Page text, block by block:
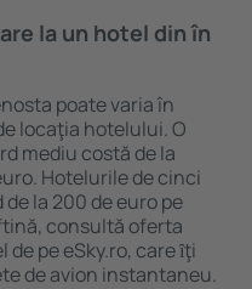
la un hotel din în
poate varia în
locaţia hotelului. O
mediu costă de la
Hotelurile de cinci
la 200 de euro pe
consultă oferta
pe eSky.ro, care ȋţi
de avion instantaneu.